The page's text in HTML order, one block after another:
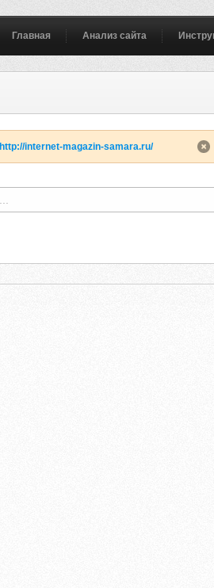
Главная Анализ сайта
http://internet-magazin-samara.ru/